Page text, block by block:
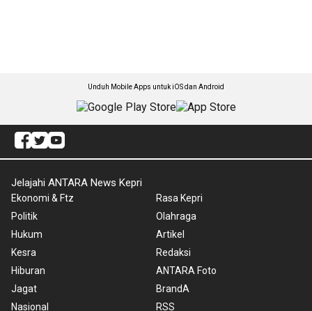
Unduh Mobile Apps untuk iOS dan Android
Jelajahi ANTARA News Kepri
Ekonomi & Ftz
Politik
Hukum
Kesra
Hiburan
Jagat
Nasional
Rasa Kepri
Olahraga
Artikel
Redaksi
ANTARA Foto
BrandA
RSS